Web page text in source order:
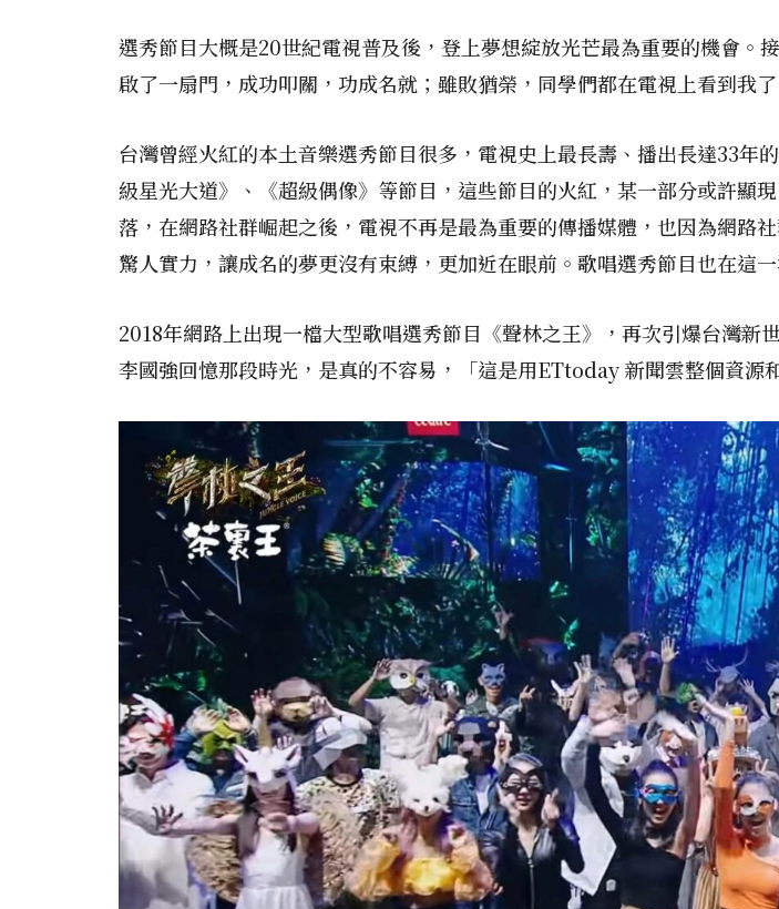
選秀節目大概是20世紀電視普及後，登上夢想綻放光芒最為重要的機會。
啟了一扇門，成功叩關，功成名就；雖敗猶榮，同學們都在電視上看到我了
台灣曾經火紅的本土音樂選秀節目很多，電視史上最長壽、播出長達33
級星光大道》、《超級偶像》等節目，這些節目的火紅，某一部分或許顯
落，在網路社群崛起之後，電視不再是最為重要的傳播媒體，也因為網路
驚人實力，讓成名的夢更沒有束縛，更加近在眼前。歌唱選秀節目也在這
2018年網路上出現一檔大型歌唱選秀節目《聲林之王》，再次引爆台灣
李國強回憶那段時光，是真的不容易，「這是用ETtoday 新聞雲整個資源